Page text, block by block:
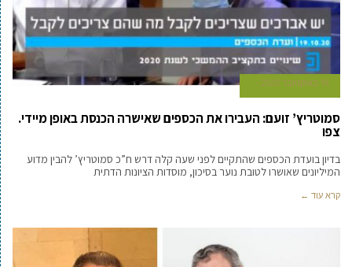
19 באוקטובר 2020
סמוטריץ’ זועם: העבירו את הכספים שאישרה הכנסת באופן מיידי.
צפו
בדיון בועדת הכספים שהתקיים לפני שעה קלה דרש ח”כ סמוטריץ’ להבין מדוע
המיליונים שאושרו לטובת נוער בסיכון, מוסדות הציונות הדתית
קרא עוד ←